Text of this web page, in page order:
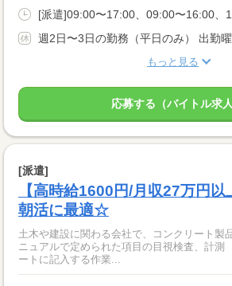
[派遣]09:00〜17:00、09:00〜16:00、
週2日〜3日の勤務（平日のみ） 出勤
もっと見る
応募する（バイトル求人
[派遣]
【高時給1600円/月収27万円以
朝活に最適☆
土木や建設に関わる会社で、コンクリート製
ニュアルで定められた項目の目視検査、計測
ートに記入する作業...